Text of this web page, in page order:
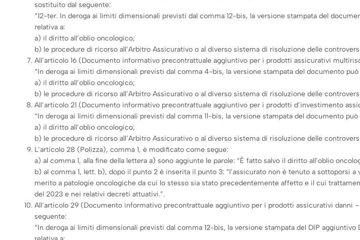
sostituito dal seguente:
“12-ter. In deroga ai limiti dimensionali previsti dal comma 12-bis, la versione stampata del
relativa a:
a) il diritto all’oblio oncologico;
b) le procedure di ricorso all’Arbitro Assicurativo o al diverso sistema di risoluzione delle
All’articolo 16 (Documento informativo precontrattuale aggiuntivo per i prodotti assicurativi
“In deroga ai limiti dimensionali previsti dal comma 4-bis, la versione stampata del documento
a) il diritto all’oblio oncologico;
b) le procedure di ricorso all’Arbitro Assicurativo o al diverso sistema di risoluzione delle
All’articolo 21 (Documento informativo precontrattuale aggiuntivo per i prodotti d’investimento
“In deroga ai limiti dimensionali previsti dal comma 11-bis, la versione stampata del documento
a) il diritto all’oblio oncologico;
b) le procedure di ricorso all’Arbitro Assicurativo o al diverso sistema di risoluzione delle
L’articolo 28 (Polizza), comma 1, è modificato come segue:
a) al comma 1, alla fine della lettera a) sono aggiunte le parole: “È fatto salvo il diritto all’oblio
b) al comma 1, lett. b), dopo il punto 2 è inserita il punto 3: “l’assicurato non è tenuto a
merito a patologie oncologiche da cui lo stesso sia stato precedentemente affetto e il cui
del 2023 e nei relativi decreti attuativi.”.
All’articolo 29 (Documento informativo precontrattuale aggiuntivo per i prodotti assicurativi danni
seguente:
“In deroga ai limiti dimensionali previsti dal comma 12-bis, la versione stampata del DIP